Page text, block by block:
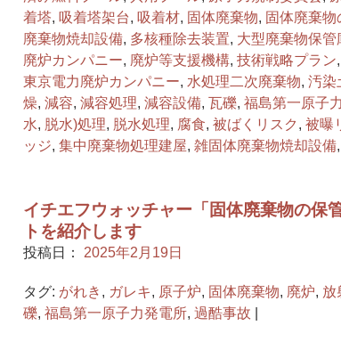
着塔, 吸着塔架台, 吸着材, 固体廃棄物, 固体廃棄
廃棄物焼却設備, 多核種除去装置, 大型廃棄物保管
廃炉カンパニー, 廃炉等支援機構, 技術戦略プラン,
東京電力廃炉カンパニー, 水処理二次廃棄物, 汚染
燥, 減容, 減容処理, 減容設備, 瓦礫, 福島第一原子
水, 脱水)処理, 脱水処理, 腐食, 被ばくリスク , 被曝
ッジ, 集中廃棄物処理建屋, 雑固体廃棄物焼却設備,
イチエフウォッチャー「固体廃棄物の保
トを紹介します
投稿日： 2025年2月19日
タグ: がれき , ガレキ, 原子炉, 固体廃棄物, 廃炉, 放
礫, 福島第一原子力発電所, 過酷事故